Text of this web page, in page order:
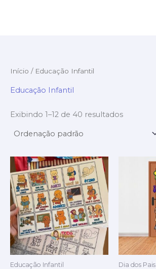
Início / Educação Infantil
Educação Infantil
Exibindo 1–12 de 40 resultados
Educação Infantil Dia dos Pais